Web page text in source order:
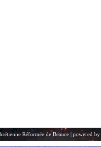
Réformée de Beauce | powered by